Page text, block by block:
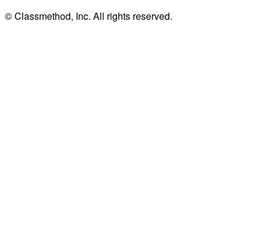
© Classmethod, Inc. All rights reserved.